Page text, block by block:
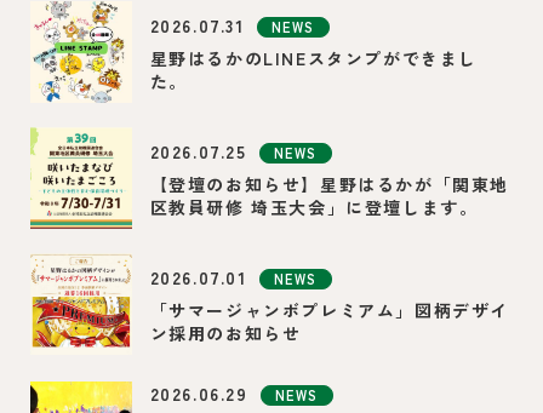
2026.07.31 NEWS
星野はるかのLINEスタンプができまし
た。
2026.07.25 NEWS
【登壇のお知らせ】星野はるかが「関東地
区教員研修 埼玉大会」に登壇します。
2026.07.01 NEWS
「サマージャンボプレミアム」図柄デザイ
ン採用のお知らせ
2026.06.29 NEWS